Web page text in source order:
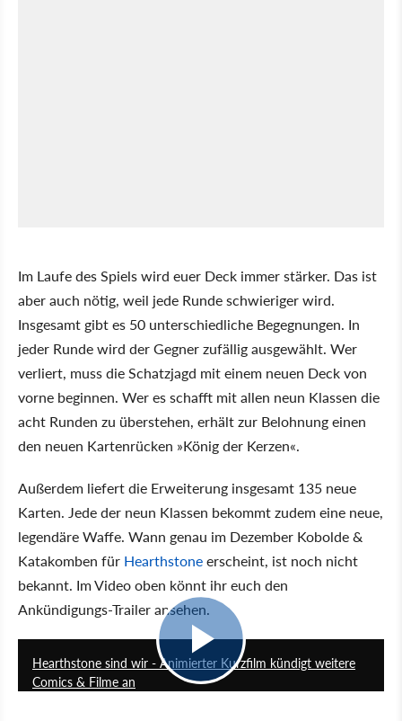
Im Laufe des Spiels wird euer Deck immer stärker. Das ist
aber auch nötig, weil jede Runde schwieriger wird.
Insgesamt gibt es 50 unterschiedliche Begegnungen. In
jeder Runde wird der Gegner zufällig ausgewählt. Wer
verliert, muss die Schatzjagd mit einem neuen Deck von
vorne beginnen. Wer es schafft mit allen neun Klassen die
acht Runden zu überstehen, erhält zur Belohnung einen
den neuen Kartenrücken »König der Kerzen«.
Außerdem liefert die Erweiterung insgesamt 135 neue
Karten. Jede der neun Klassen bekommt zudem eine neue,
legendäre Waffe. Wann genau im Dezember Kobolde &
Katakomben für Hearthstoneerscheint, ist noch nicht
bekannt. Im Video oben könnt ihr euch den
Ankündigungs-Trailer ansehen.
Hearthstone sind wir - Animierter Kurzfilm kündigt weitere
Comics & Filme an